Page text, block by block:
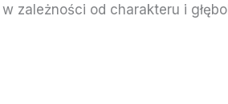
zależności od charakteru i